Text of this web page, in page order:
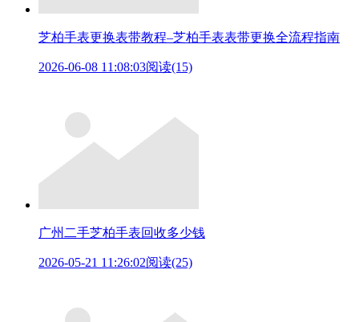
芝柏手表更换表带教程–芝柏手表表带更换全流程指南
2026-06-08 11:08:03阅读(15)
广州二手芝柏手表回收多少钱
2026-05-21 11:26:02阅读(25)